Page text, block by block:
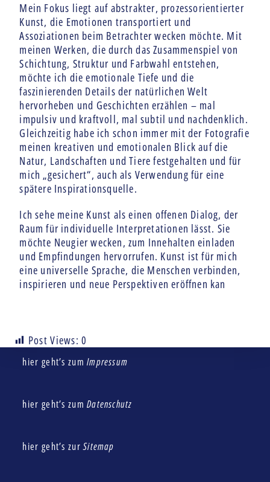
Mein Fokus liegt auf abstrakter, prozessorientierter
Kunst, die Emotionen transportiert und
Assoziationen beim Betrachter wecken möchte. Mit
meinen Werken, die durch das Zusammenspiel von
Schichtung, Struktur und Farbwahl entstehen,
möchte ich die emotionale Tiefe und die
faszinierenden Details der natürlichen Welt
hervorheben und Geschichten erzählen – mal
impulsiv und kraftvoll, mal subtil und nachdenklich.
Gleichzeitig habe ich schon immer mit der Fotografie
meinen kreativen und emotionalen Blick auf die
Natur, Landschaften und Tiere festgehalten und für
mich „gesichert“, auch als Verwendung für eine
spätere Inspirationsquelle.
Ich sehe meine Kunst als einen offenen Dialog, der
Raum für individuelle Interpretationen lässt. Sie
möchte Neugier wecken, zum Innehalten einladen
und Empfindungen hervorrufen. Kunst ist für mich
eine universelle Sprache, die Menschen verbinden,
inspirieren und neue Perspektiven eröffnen kan
Post Views: 0
hier geht’s zumImpressum
hier geht’s zumDatenschutz
hier geht’s zurSitemap